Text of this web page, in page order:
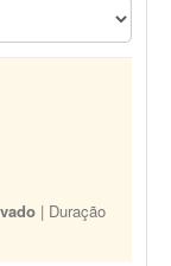
| Duração